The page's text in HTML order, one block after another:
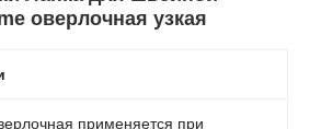
оверлочная узкая
применяется при